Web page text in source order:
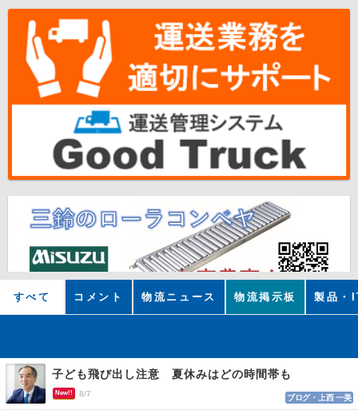
すべて コメント 物流ニュース 物流掲示板 製品・
子ども飛び出し注意 夏休みはどの時間帯も
New!! 8/7 ブログ・上西 一美